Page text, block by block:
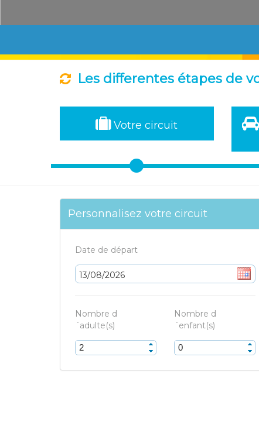
Les differentes étapes de
Votre circuit
Personnalisez votre circuit
Date de départ
Nombre d
´adulte(s)
Nombre d
´enfant(s)